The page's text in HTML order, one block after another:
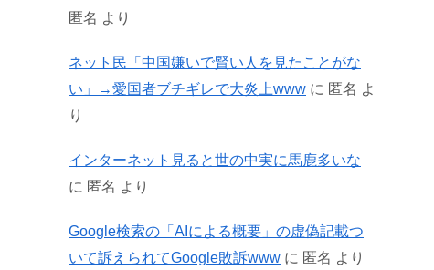
匿名 より
ネット民「中国嫌いで賢い人を見たことがな
い」→愛国者ブチギレで大炎上www に 匿名 よ
り
インターネット見ると世の中実に馬鹿多いな
に 匿名 より
Google検索の「AIによる概要」の虚偽記載つ
いて訴えられてGoogle敗訴www に 匿名 より